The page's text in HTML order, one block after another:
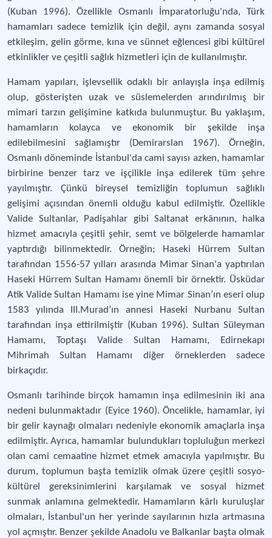
(Kuban 1996). Özellikle Osmanlı İmparatorluğu'nda, Türk
hamamları sadece temizlik için değil, aynı zamanda sosyal
etkileşim, gelin görme, kına ve sünnet eğlencesi gibi kültürel
etkinlikler ve çeşitli sağlık hizmetleri için de kullanılmıştır.
Hamam yapıları, işlevsellik odaklı bir anlayışla inşa edilmiş
olup, gösterişten uzak ve süslemelerden arındırılmış bir
mimari tarzın gelişimine katkıda bulunmuştur. Bu yaklaşım,
hamamların kolayca ve ekonomik bir şekilde inşa
edilebilmesini sağlamıştır (Demirarslan 1967). Örneğin,
Osmanlı döneminde İstanbul'da cami sayısı azken, hamamlar
birbirine benzer tarz ve işçilikle inşa edilerek tüm şehre
yayılmıştır. Çünkü bireysel temizliğin toplumun sağlıklı
gelişimi açısından önemli olduğu kabul edilmiştir. Özellikle
Valide Sultanlar, Padişahlar gibi Saltanat erkânının, halka
hizmet amacıyla çeşitli şehir, semt ve bölgelerde hamamlar
yaptırdığı bilinmektedir. Örneğin; Haseki Hürrem Sultan
tarafından 1556-57 yılları arasında Mimar Sinan'a yaptırılan
Haseki Hürrem Sultan Hamamı önemli bir örnektir. Üsküdar
Atik Valide Sultan Hamamı ise yine Mimar Sinan’ın eseri olup
1583 yılında III.Murad’ın annesi Haseki Nurbanu Sultan
tarafından inşa ettirilmiştir (Kuban 1996). Sultan Süleyman
Hamamı, Toptaşı Valide Sultan Hamamı, Edirnekapı
Mihrimah Sultan Hamamı diğer örneklerden sadece
birkaçıdır.
Osmanlı tarihinde birçok hamamın inşa edilmesinin iki ana
nedeni bulunmaktadır (Eyice 1960). Öncelikle, hamamlar, iyi
bir gelir kaynağı olmaları nedeniyle ekonomik amaçlarla inşa
edilmiştir. Ayrıca, hamamlar bulundukları topluluğun merkezi
olan cami cemaatine hizmet etmek amacıyla yapılmıştır. Bu
durum, toplumun başta temizlik olmak üzere çeşitli sosyo-
kültürel gereksinimlerini karşılamak ve sosyal hizmet
sunmak anlamına gelmektedir. Hamamların kârlı kuruluşlar
olmaları, İstanbul'un her yerinde sayılarının hızla artmasına
yol açmıştır. Benzer şekilde Anadolu ve Balkanlar başta olmak